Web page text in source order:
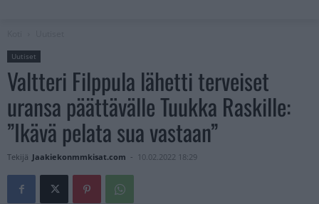
Uutiset
Valtteri Filppula lähetti terveiset
uransa päättävälle Tuukka Raskille:
”Ikävä pelata sua vastaan”
Tekijä Jaakiekonmmkisat.com - 10.02.2022 18:29